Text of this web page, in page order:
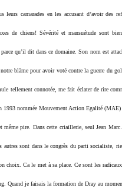
leurs camarades en les accusant d’avoir des
de chiens! Sévérité et mansuétude sont
qu’il dit dans ce domaine. Son nom est
blâme pour avoir voté contre la guerre du
tellement connotée, me fait éclater de rire
1993 nommée Mouvement Action Egalité
même pire. Dans cette criaillerie, seul Jean
sont dans le congrès du parti socialiste,
choix. Ca le met à sa place. Ce sont les
Quand je faisais la formation de Dray au